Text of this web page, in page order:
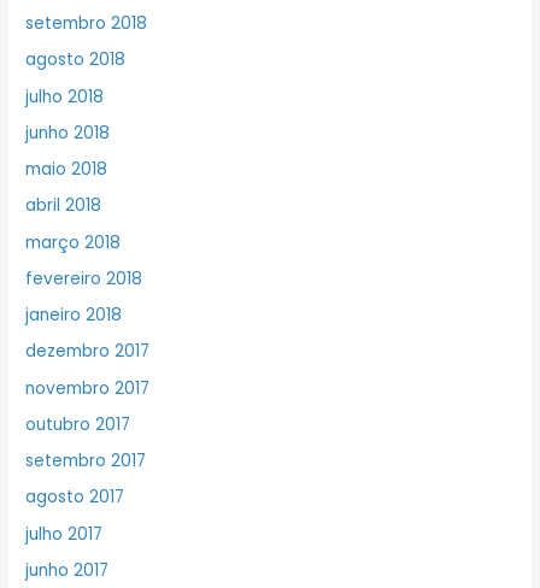
setembro 2018
agosto 2018
julho 2018
junho 2018
maio 2018
abril 2018
março 2018
fevereiro 2018
janeiro 2018
dezembro 2017
novembro 2017
outubro 2017
setembro 2017
agosto 2017
julho 2017
junho 2017